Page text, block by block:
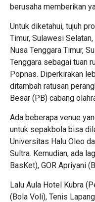
berusaha memberikan
Untuk diketahui, tujuh
Timur, Sulawesi
Nusa Tenggara Timur,
Tenggara sebagai tuan
Popnas. Diperkirakan
ditambah ratusan
Besar (PB) cabang
Ada beberapa venue
untuk sepakbola bisa
Universitas Halu Oleo
Sultra. Kemudian, ada
BasKet), GOR Apriyani
Lalu Aula Hotel Kubra
(Bola Voli), Tenis